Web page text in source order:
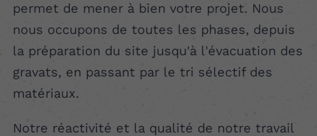
permet de mener à bien votre projet. Nous
nous occupons de toutes les phases, depuis
la préparation du site jusqu'à l'évacuation des
gravats, en passant par le tri sélectif des
matériaux.
Notre réactivité et la qualité de notre travail